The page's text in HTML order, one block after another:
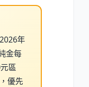
年
金每
區
優先